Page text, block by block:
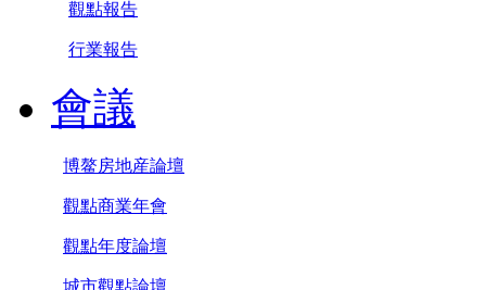
觀點報告
行業報告
會議
博鳌房地産論壇
觀點商業年會
觀點年度論壇
城市觀點論壇